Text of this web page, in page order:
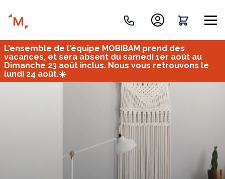
Créez votre projet de A à Z
Imaginez et concevez un meuble 100% unique.
L'ensemble de l'équipe MOBIBAM prend des
vacances, et sera absent du samedi 1er août au
Dimanche 23 août inclus. Nous vous retrouvons le
lundi 24 août.☀️